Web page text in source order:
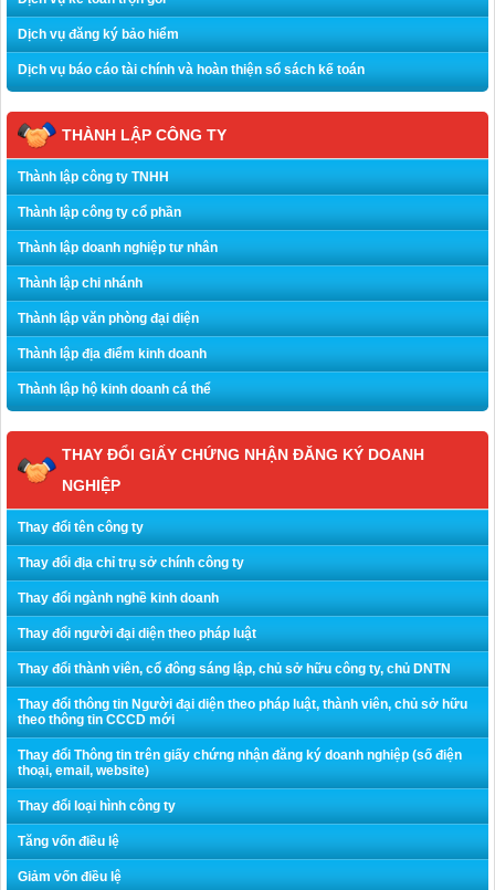
Dịch vụ đăng ký bảo hiểm
Dịch vụ báo cáo tài chính và hoàn thiện sổ sách kế toán
THÀNH LẬP CÔNG TY
Thành lập công ty TNHH
Thành lập công ty cổ phần
Thành lập doanh nghiệp tư nhân
Thành lập chi nhánh
Thành lập văn phòng đại diện
Thành lập địa điểm kinh doanh
Thành lập hộ kinh doanh cá thể
THAY ĐỔI GIẤY CHỨNG NHẬN ĐĂNG KÝ DOANH
NGHIỆP
Thay đổi tên công ty
Thay đổi địa chỉ trụ sở chính công ty
Thay đổi ngành nghề kinh doanh
Thay đổi người đại diện theo pháp luật
Thay đổi thành viên, cổ đông sáng lập, chủ sở hữu công ty, chủ DNTN
Thay đổi thông tin Người đại diện theo pháp luật, thành viên, chủ sở hữu
theo thông tin CCCD mới
Thay đổi Thông tin trên giấy chứng nhận đăng ký doanh nghiệp (số điện
thoại, email, website)
Thay đổi loại hình công ty
Tăng vốn điều lệ
Giảm vốn điều lệ